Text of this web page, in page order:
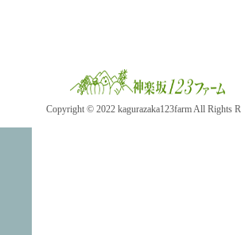
Copyright © 2022 kagurazaka123farm All Rights